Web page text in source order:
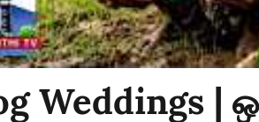
Weddings |